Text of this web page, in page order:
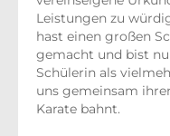
Leistungen zu
hast einen großen
gemacht und bist
Schülerin als
uns gemeinsam
Karate bahnt.